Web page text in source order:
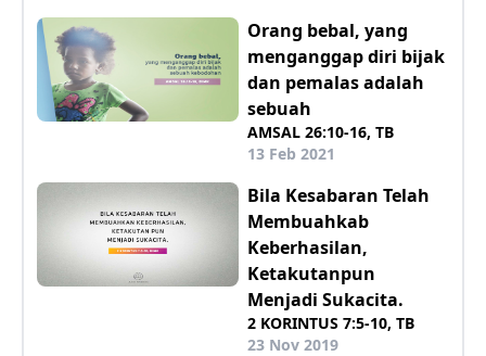
Orang bebal, yang
menganggap diri bijak
dan pemalas adalah
sebuah
AMSAL 26:10-16, TB
13 Feb 2021
Bila Kesabaran Telah
Membuahkab
Keberhasilan,
Ketakutanpun
Menjadi Sukacita.
2 KORINTUS 7:5-10, TB
23 Nov 2019